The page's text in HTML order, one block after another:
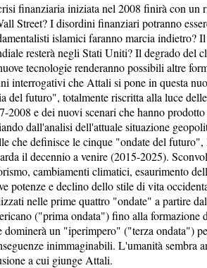
finanziaria iniziata nel 2008 finirà con un
Street? I disordini finanziari potranno
islamici faranno marcia indietro?
resterà negli Stati Uniti? Il degrado del
tecnologie renderanno possibili altre
interrogativi che Attali si pone in questa
del futuro", totalmente riscritta alla luce
2008 e dei nuovi scenari che hanno
dall'analisi dell'attuale situazione
che definisce le cinque "ondate del
il decennio a venire (2015-2025).
cambiamenti climatici, esaurimento
potenze e declino dello stile di vita
nelle prime quattro "ondate" a partire
("prima ondata") fino alla formazione
un "iperimpero" ("terza ondata")
inimmaginabili. L'umanità sembra
a cui giunge Attali.